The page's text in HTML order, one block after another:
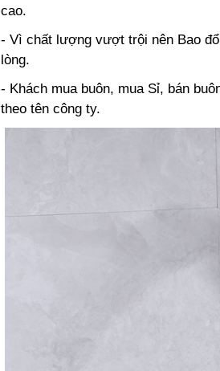
cao.
- Vì chất lượng vượt trội nên Bao
lòng.
- Khách mua buôn, mua Sỉ, bán
theo tên công ty.